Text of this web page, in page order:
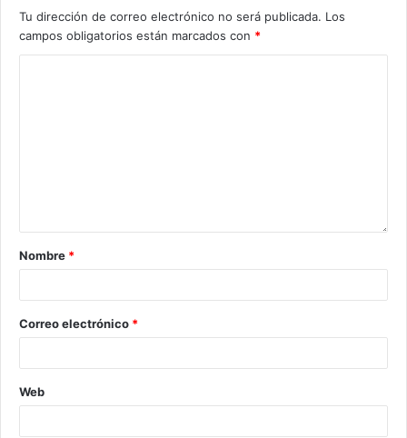
Tu dirección de correo electrónico no será publicada. Los
campos obligatorios están marcados con *
Nombre *
Correo electrónico *
Web